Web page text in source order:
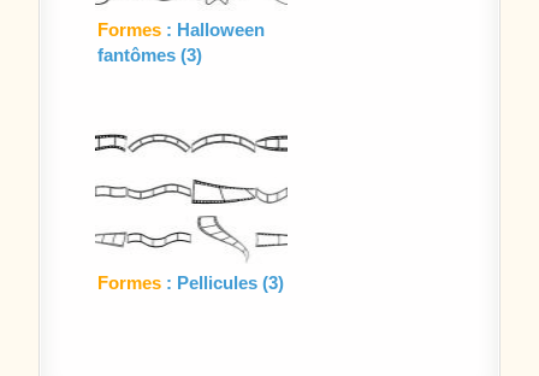
Formes : Halloween
fantômes (3)
Formes : Pellicules (3)